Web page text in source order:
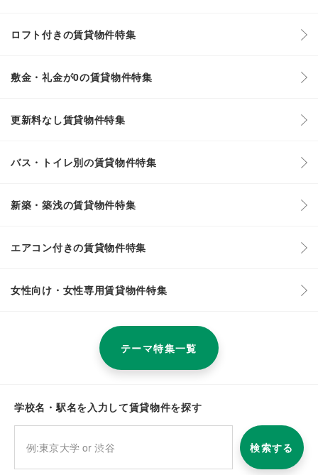
ロフト付きの賃貸物件特集
敷金・礼金が0の賃貸物件特集
更新料なし賃貸物件特集
バス・トイレ別の賃貸物件特集
新築・築浅の賃貸物件特集
エアコン付きの賃貸物件特集
女性向け・女性専用賃貸物件特集
テーマ特集一覧
学校名・駅名を入力して賃貸物件を探す
検索する